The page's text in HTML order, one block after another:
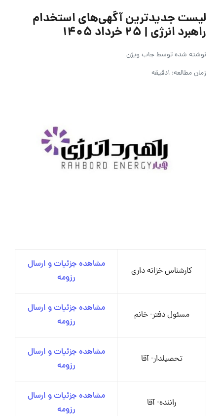
لیست جدیدترین آگهی‌های استخدام
راهبرد انرژی | ۲۵ خرداد ۱۴۰۵
نوشته شده توسطجاب ویژن
زمان مطالعه: 1دقیقه
کارشناس خزانه داری
مشاهده جزئیات و ارسال
رزومه
مسئول دفتر- خانم
مشاهده جزئیات و ارسال
رزومه
تحصیلدار- آقا
مشاهده جزئیات و ارسال
رزومه
راننده- آقا
مشاهده جزئیات و ارسال
رزومه